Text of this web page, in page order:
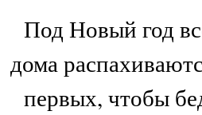
Под Новый год
дома
первых, чтобы